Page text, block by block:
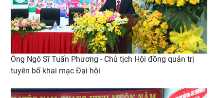
Ông Ngô Sĩ Tuấn Phương - Chủ tịch Hội đồng quản trị
tuyên bố khai mạc Đại hội